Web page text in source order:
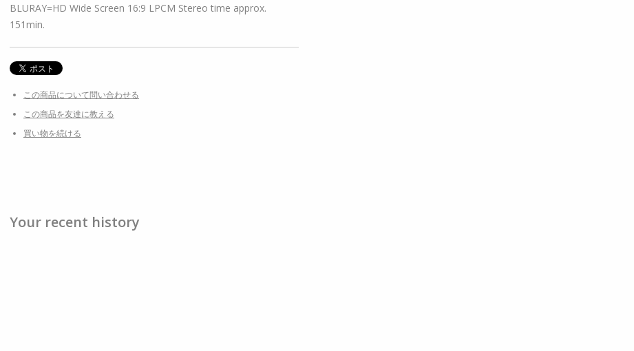
BLURAY=HD Wide Screen 16:9 LPCM Stereo time approx.
151min.
この商品について問い合わせる
この商品を友達に教える
買い物を続ける
Your recent history